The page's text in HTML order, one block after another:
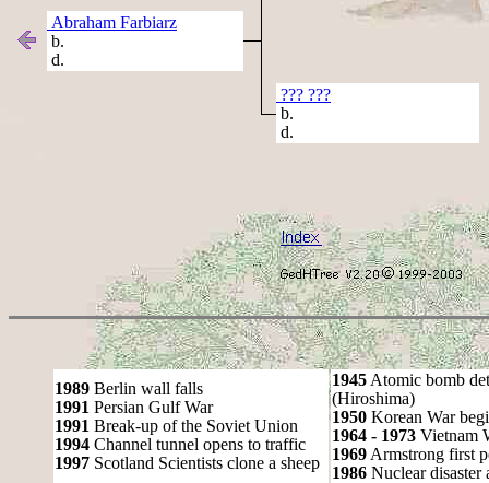
Abraham Farbiarz
b.
d.
??? ???
b.
d.
1989 Berlin wall falls
1991 Persian Gulf War
1991 Break-up of the Soviet Union
1994 Channel tunnel opens to traffic
1997 Scotland Scientists clone a sheep
1945 Atomic bomb
(Hiroshima)
1950 Korean War
1964 - 1973 Vietnam
1969 Armstrong first
1986 Nuclear disaster